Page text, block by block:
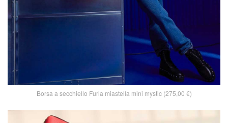
Borsa a secchiello Furla miastella mini mystic (275,00 €)